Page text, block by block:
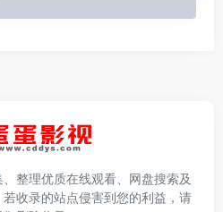
整理优质在线观看、网盘搜索及
收录的站点侵害到您的利益，请